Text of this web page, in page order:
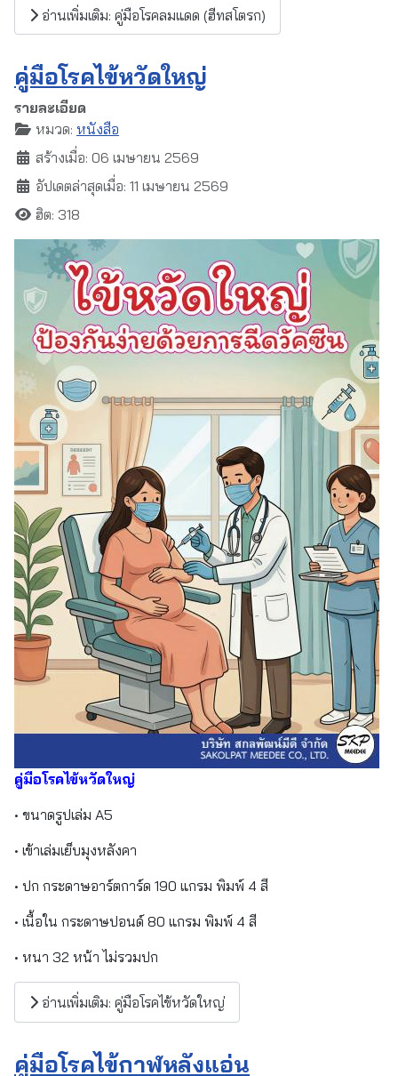
อ่านเพิ่มเติม: คู่มือโรคลมแดด (ฮีทสโตรก)
คู่มือโรคไข้หวัดใหญ่
รายละเอียด
หมวด: หนังสือ
สร้างเมื่อ: 06 เมษายน 2569
อัปเดตล่าสุดเมื่อ: 11 เมษายน 2569
ฮิต: 318
คู่มือโรคไข้หวัดใหญ่
• ขนาดรูปเล่ม A5
• เข้าเล่มเย็บมุงหลังคา
• ปก กระดาษอาร์ตการ์ด 190 แกรม พิมพ์ 4 สี
• เนื้อใน กระดาษปอนด์ 80 แกรม พิมพ์ 4 สี
• หนา 32 หน้า ไม่รวมปก
อ่านเพิ่มเติม: คู่มือโรคไข้หวัดใหญ่
คู่มือโรคไข้กาฬหลังแอ่น